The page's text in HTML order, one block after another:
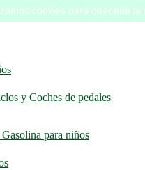
cookies para ofrecerle
y Coches de pedales
para niños